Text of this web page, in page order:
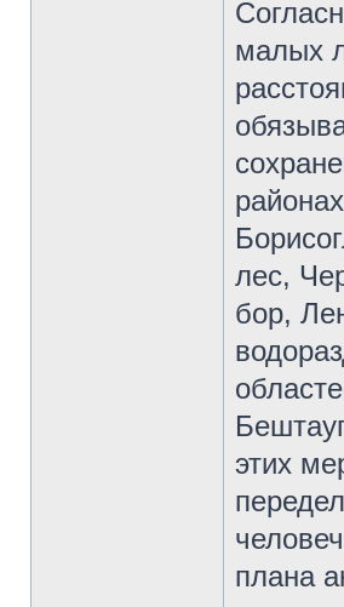
малых
лес,
бор,
этих
плана